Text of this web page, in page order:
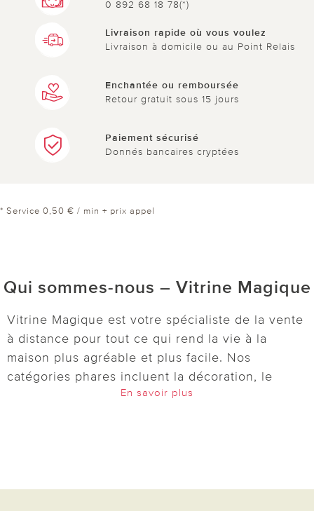
0 892 68 18 78(*)
Livraison rapide où vous voulez
Livraison à domicile ou au Point Relais
Enchantée ou remboursée
Retour gratuit sous 15 jours
Paiement sécurisé
Donnés bancaires cryptées
* Service 0,50 € / min + prix appel
Qui sommes-nous – Vitrine Magique
Vitrine Magique est votre spécialiste de la vente
à distance pour tout ce qui rend la vie à la
maison plus agréable et plus facile. Nos
catégories phares incluent la décoration, le
jardin, l’entretien, la cuisine, le bien-être et
outils pour le micro-ondes et bien d’autres
En savoir plus